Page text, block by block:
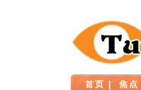
首页 焦点